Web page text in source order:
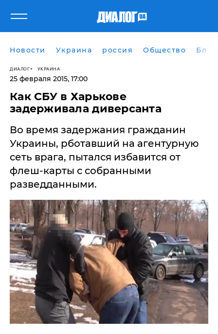
Новости Украина россия Общество
ДИАЛОГ УКРАИНА
25 февраля 2015, 17:00
Как СБУ в Харькове
задерживала диверсанта
Во время задержания гражданин
Украины, рботавший на агентурную
сеть врага, пытался избавится от
флеш-карты с собранными
разведданными.